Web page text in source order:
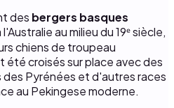
des bergers basques
au milieu du 19ᵉ siècle,
chiens de troupeau
été croisés sur place avec des
Pyrénées et d'autres races
au Pekingese moderne.